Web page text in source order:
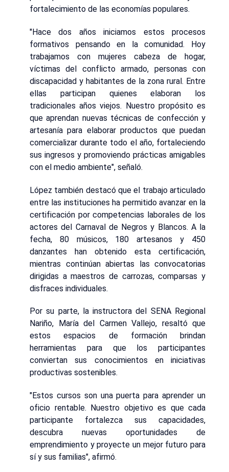
fortalecimiento de las economías populares.
"Hace dos años iniciamos estos procesos
formativos pensando en la comunidad. Hoy
trabajamos con mujeres cabeza de hogar,
víctimas del conflicto armado, personas con
discapacidad y habitantes de la zona rural. Entre
ellas participan quienes elaboran los
tradicionales años viejos. Nuestro propósito es
que aprendan nuevas técnicas de confección y
artesanía para elaborar productos que puedan
comercializar durante todo el año, fortaleciendo
sus ingresos y promoviendo prácticas amigables
con el medio ambiente", señaló.
López también destacó que el trabajo articulado
entre las instituciones ha permitido avanzar en la
certificación por competencias laborales de los
actores del Carnaval de Negros y Blancos. A la
fecha, 80 músicos, 180 artesanos y 450
danzantes han obtenido esta certificación,
mientras continúan abiertas las convocatorias
dirigidas a maestros de carrozas, comparsas y
disfraces individuales.
Por su parte, la instructora del SENA Regional
Nariño, María del Carmen Vallejo, resaltó que
estos espacios de formación brindan
herramientas para que los participantes
conviertan sus conocimientos en iniciativas
productivas sostenibles.
"Estos cursos son una puerta para aprender un
oficio rentable. Nuestro objetivo es que cada
participante fortalezca sus capacidades,
descubra nuevas oportunidades de
emprendimiento y proyecte un mejor futuro para
sí y sus familias", afirmó.